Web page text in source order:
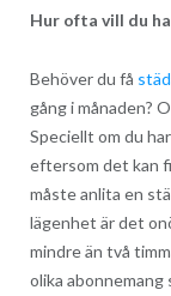
Hur ofta vill du
Behöver du få
gång i månaden?
Speciellt om du
eftersom det kan
måste anlita en
lägenhet är det
mindre än två
olika abonnemang